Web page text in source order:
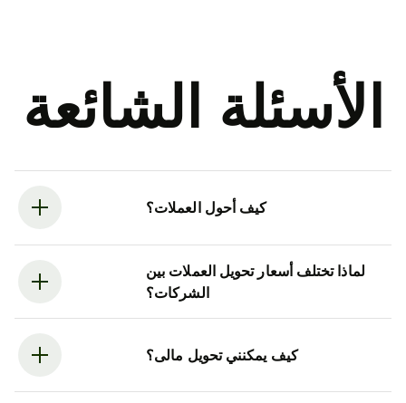
الأسئلة الشائعة
كيف أحول العملات؟
لماذا تختلف أسعار تحويل العملات بين
الشركات؟
كيف يمكنني تحويل مالى؟